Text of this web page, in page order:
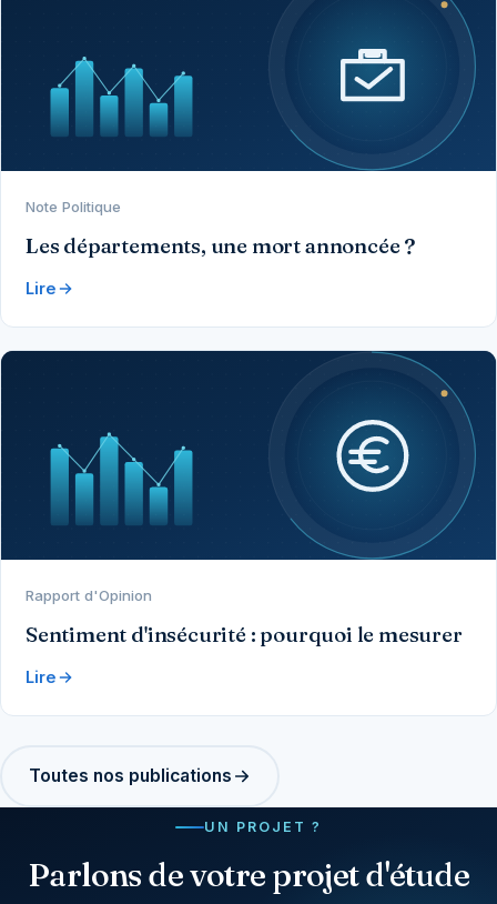
Note Politique
Les départements, une mort annoncée ?
Lire
Rapport d'Opinion
Sentiment d'insécurité : pourquoi le mesurer
Lire
Toutes nos publications
UN PROJET ?
Parlons de votre projet d'étude